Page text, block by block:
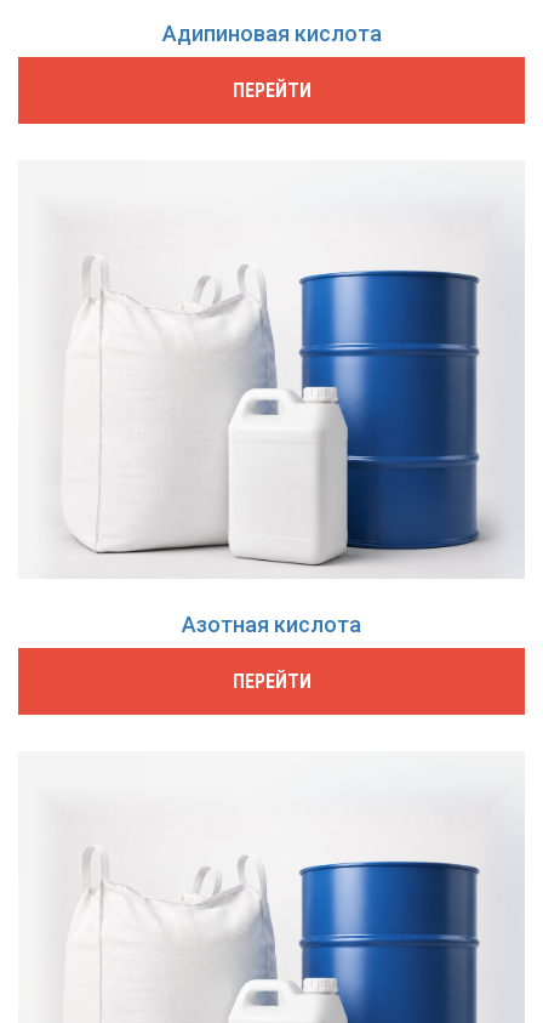
Адипиновая кислота
ПЕРЕЙТИ
Азотная кислота
ПЕРЕЙТИ